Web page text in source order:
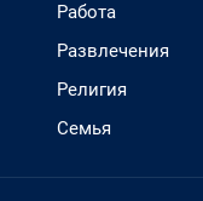
Работа
Развлечения
Религия
Семья